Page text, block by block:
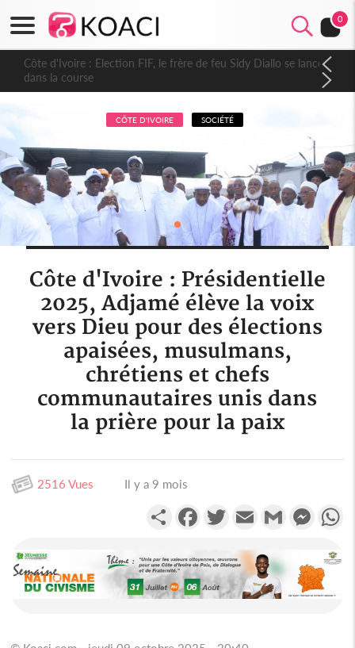
0
Côte d'Ivoire : Election FIF, le frère de feu Sidy Diallo se lance
dans la course
CÔTE D'IVOIRE SOCIÉTÉ
Côte d'Ivoire : Présidentielle
2025, Adjamé élève la voix
vers Dieu pour des élections
apaisées, musulmans,
chrétiens et chefs
communautaires unis dans
la prière pour la paix
2516 Vues Il y a 9 mois
PartagerFacebookTwitterEmail Gmail